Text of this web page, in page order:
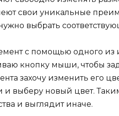
свои уникальные
выбрать
с помощью одного из
кнопку мыши, чтобы
захочу изменить его
и выберу новый цвет.
и выглядит иначе.